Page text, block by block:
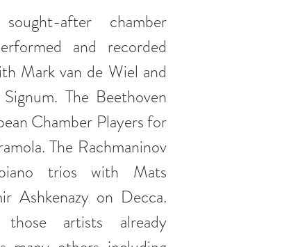
after chamber
and recorded
Mark van de Wiel and
The Beethoven
Chamber Players for
The Rachmaninov
trios with Mats
Ashkenazy on Decca.
artists already